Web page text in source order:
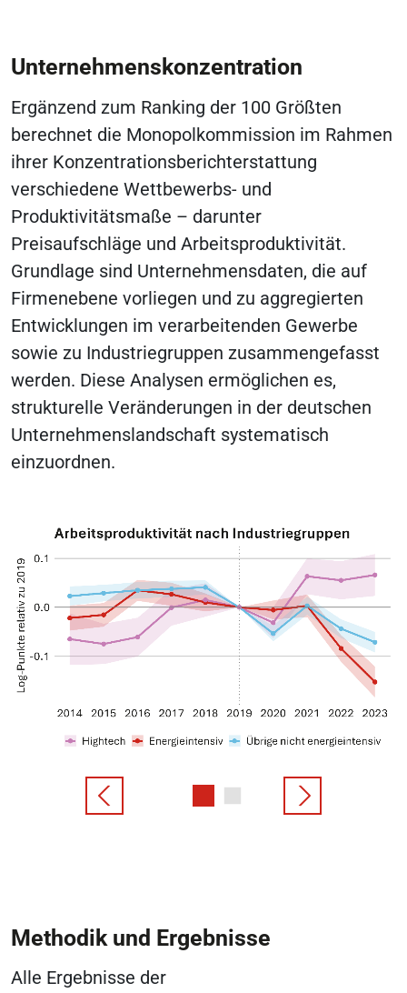
Unternehmenskonzentration
Ergänzend zum Ranking der 100 Größten
berechnet die Monopolkommission im Rahmen
ihrer Konzentrationsberichterstattung
verschiedene Wettbewerbs- und
Produktivitätsmaße – darunter
Preisaufschläge und Arbeitsproduktivität.
Grundlage sind Unternehmensdaten, die auf
Firmenebene vorliegen und zu aggregierten
Entwicklungen im verarbeitenden Gewerbe
sowie zu Industriegruppen zusammengefasst
werden. Diese Analysen ermöglichen es,
strukturelle Veränderungen in der deutschen
Unternehmenslandschaft systematisch
einzuordnen.
Methodik und Ergebnisse
Alle Ergebnisse der